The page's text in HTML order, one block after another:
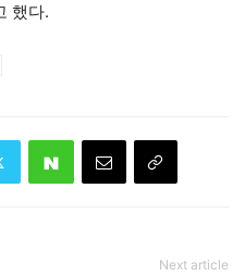
했다.
Next article